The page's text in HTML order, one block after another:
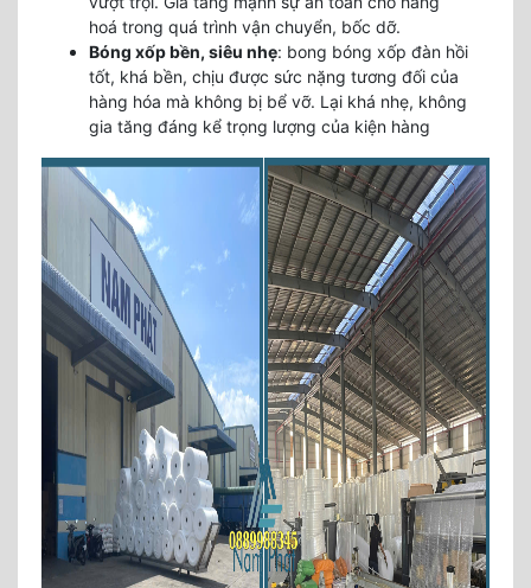
hoá trong quá trình vận chuyển, bốc dỡ.
Bóng xốp bền, siêu nhẹ: bong bóng xốp đàn hồi
tốt, khá bền, chịu được sức nặng tương đối của
hàng hóa mà không bị bể vỡ. Lại khá nhẹ, không
gia tăng đáng kể trọng lượng của kiện hàng